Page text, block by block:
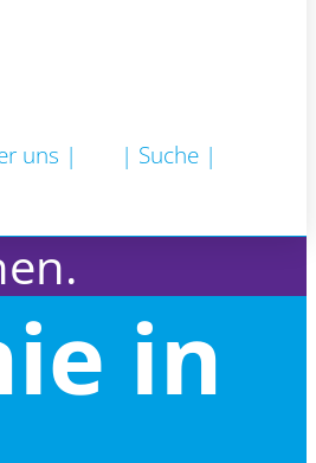
uns | | Suche |
in